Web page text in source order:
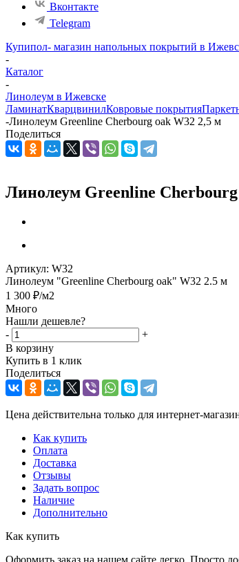
Вконтакте
Telegram
Купипол- магазин напольных покрытий в
-
Каталог
-
Линолеум в Ижевске
ЛаминатКварцвинилКовровые покрытия
-Линолеум Greenline Cherbourg oak W32 2,5 м
Поделиться
Линолеум Greenline
Артикул: W32
Линолеум "Greenline Cherbourg oak" W32 2.5 м
1 300 ₽/м2
Много
Нашли дешевле?
-
+
В корзину
Купить в 1 клик
Поделиться
Цена действительна только для интернет-
Как купить
Оплата
Доставка
Отзывы
Задать вопрос
Наличие
Дополнительно
Как купить
Оформить заказ на нашем сайте легко. Просто